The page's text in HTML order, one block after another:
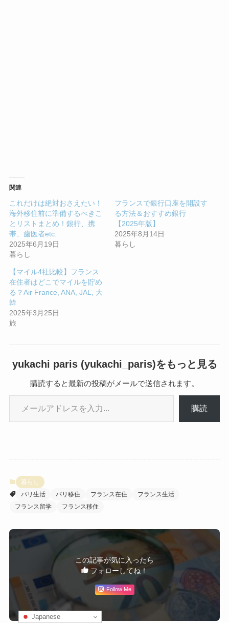
関連
これだけは絶対おさえたい！
海外移住前に準備するべきこ
とリストまとめ！銀行、携
帯、歯医者etc.
2025年6月19日
暮らし
フランスで銀行口座を開設す
る方法＆おすすめ銀行
【2025年版】
2025年8月14日
暮らし
【マイル4社比較】フランス
在住者はどこでマイルを貯め
る？Air France, ANA, JAL, 大
韓
2025年3月25日
旅
yukachi paris (yukachi_paris)をもっと見る
購読すると最新の投稿がメールで送信されます。
メールアドレスを入力...
購読
暮らし
パリ生活
パリ移住 フランス在住
フランス生活
フランス留学
フランス移住
この記事が気に入ったら
フォローしてね！
Follow Me
Japanese